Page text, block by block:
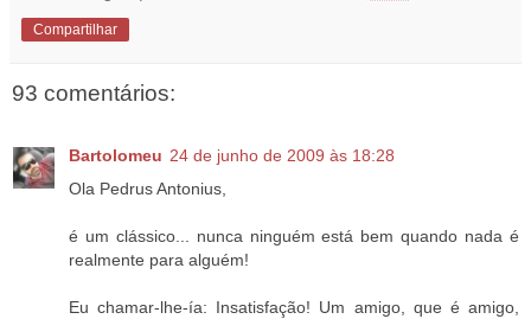
Compartilhar
93 comentários:
Bartolomeu 24 de junho de 2009 às 18:28
Ola Pedrus Antonius,
é um clássico... nunca ninguém está bem quando nada é
realmente para alguém!
Eu chamar-lhe-ía: Insatisfação! Um amigo, que é amigo,